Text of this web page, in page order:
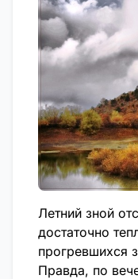
Летний зной
достаточно
прогревшихся
Правда, по